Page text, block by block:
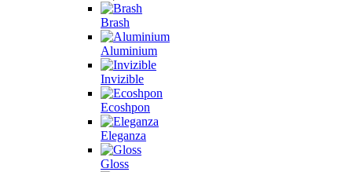
Brash
Aluminium
Invizible
Ecoshpon
Eleganza
Gloss